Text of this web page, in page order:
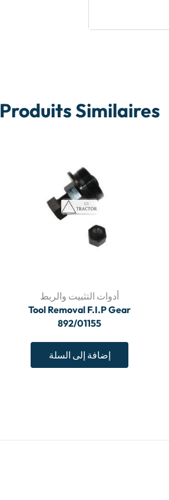
Produits Similaires
أدوات التثبيت والربط
Tool Removal F.I.P Gear
892/01155
إضافة إلى السلة